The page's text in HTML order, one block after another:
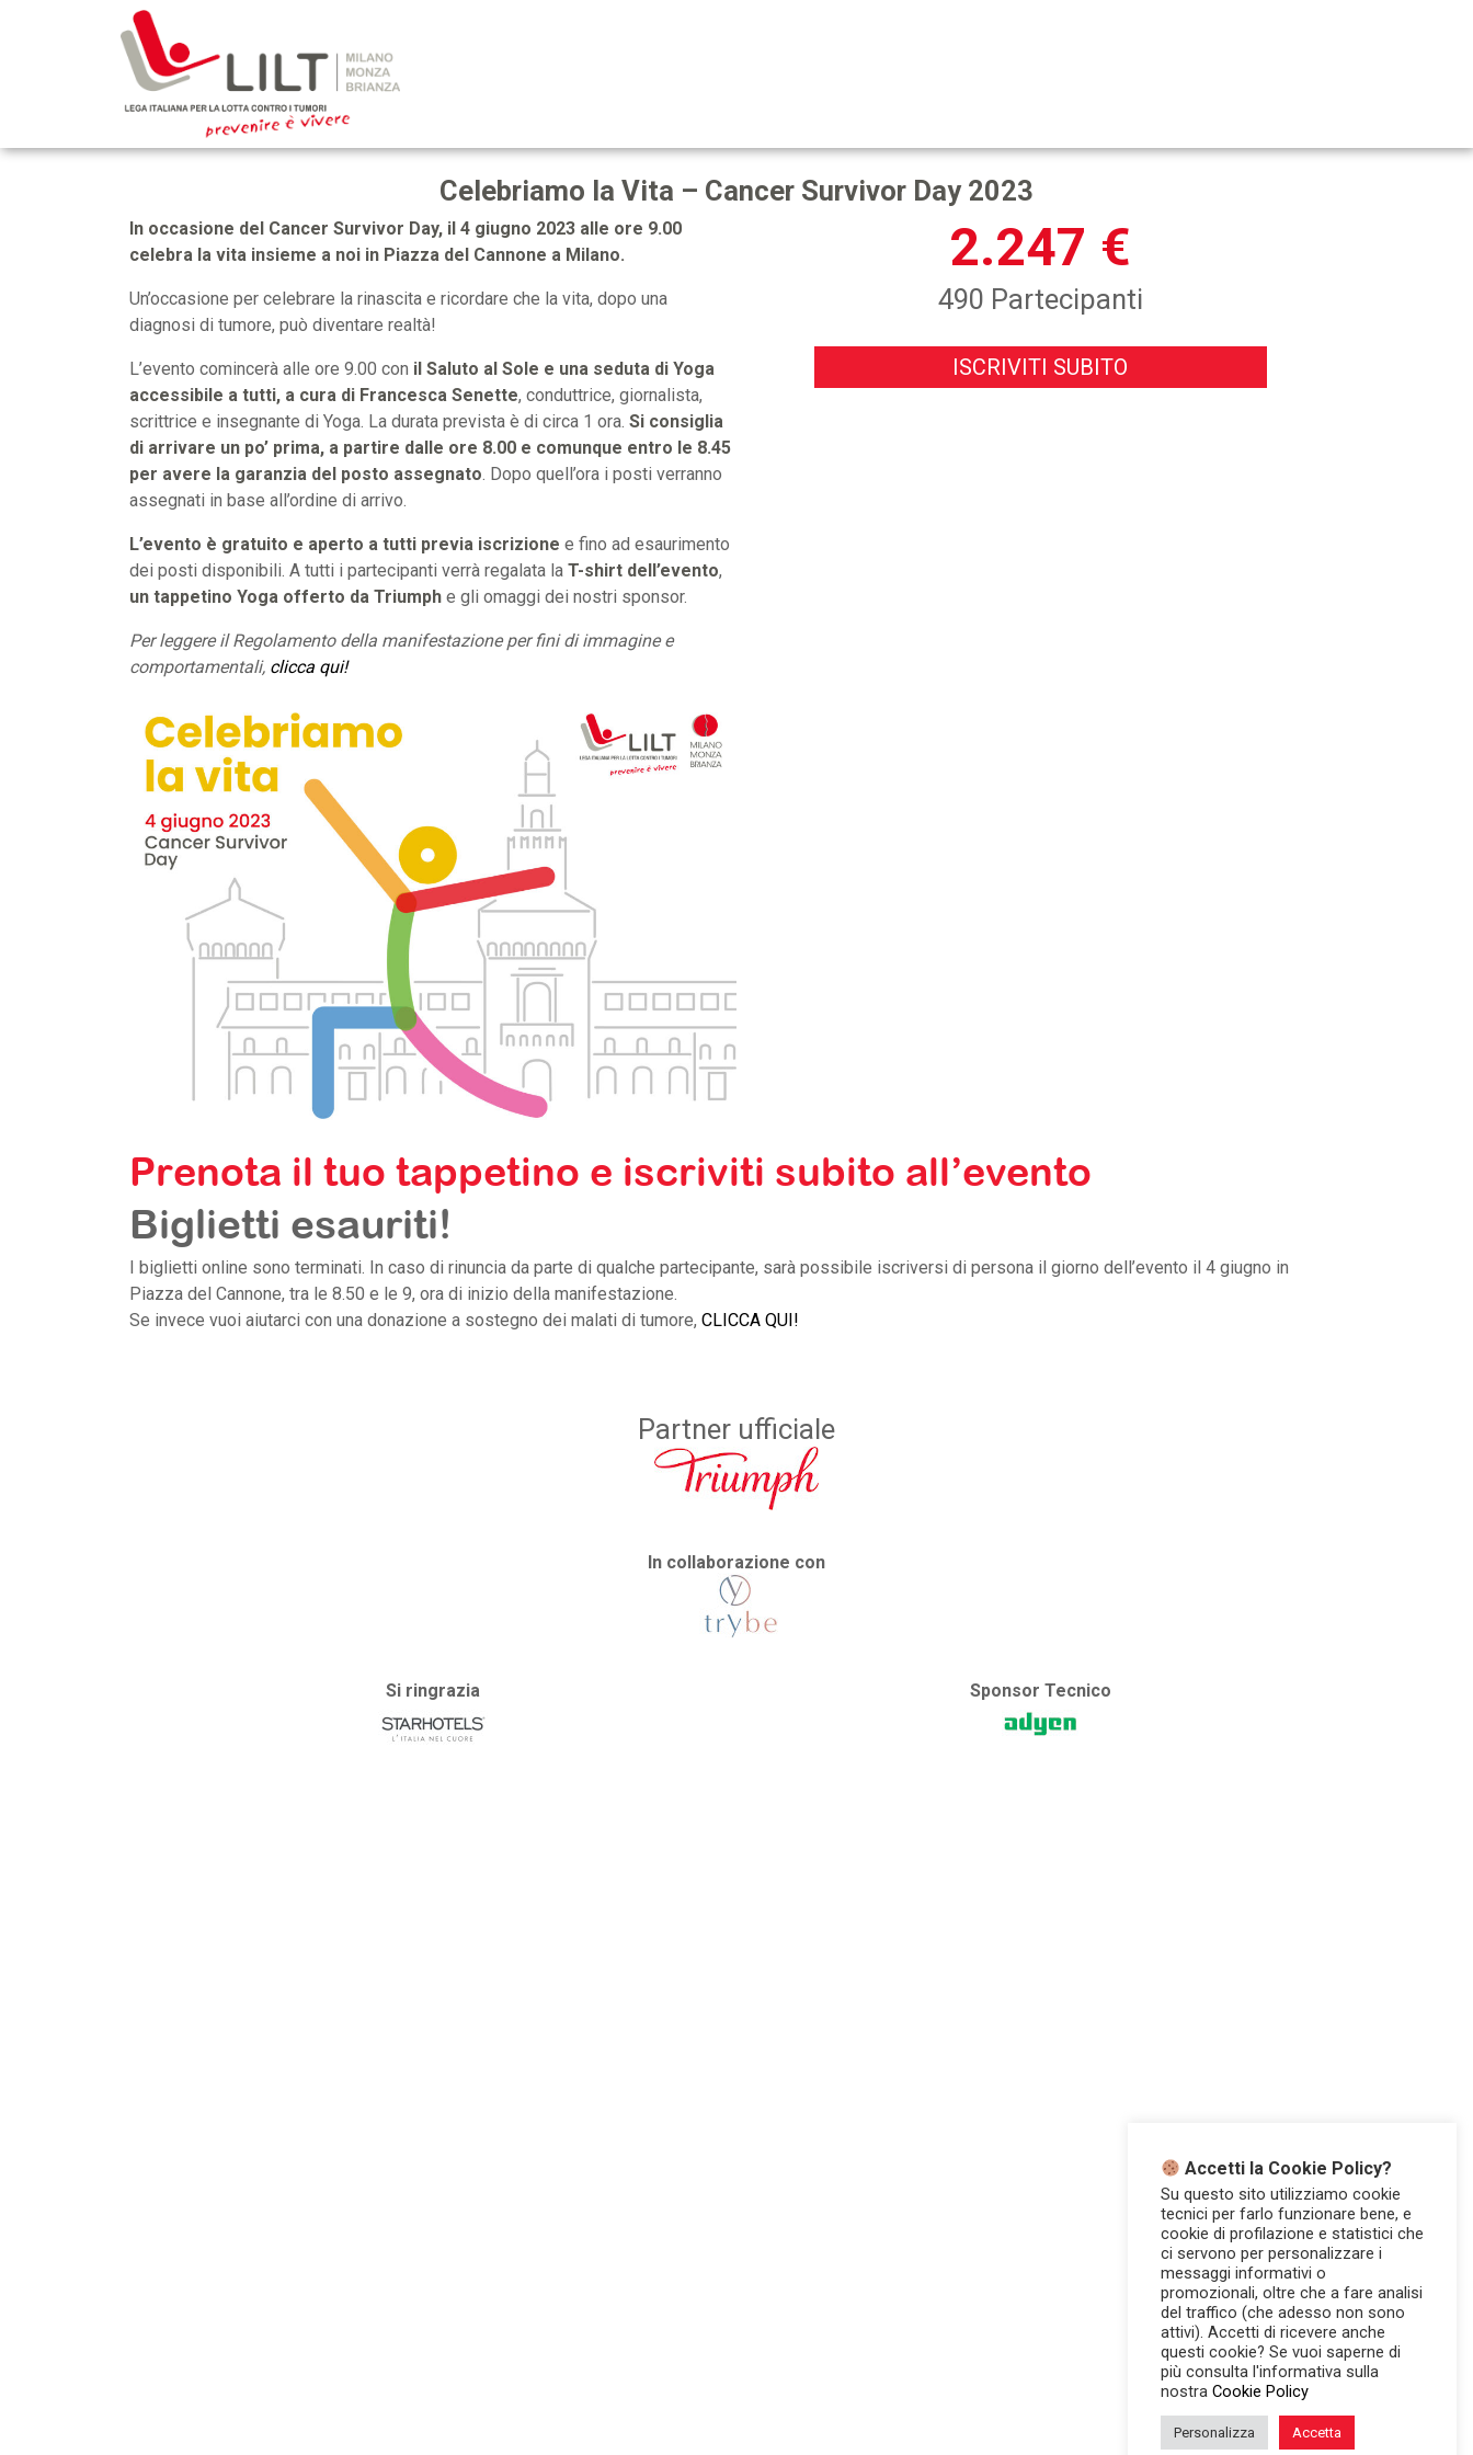
Celebriamo la Vita – Cancer Survivor Day 2023
In occasione del Cancer Survivor Day, il 4 giugno 2023 alle ore 9.00
celebra la vita insieme a noi in Piazza del Cannone a Milano.
Un’occasione per celebrare la rinascita e ricordare che la vita, dopo una
diagnosi di tumore, può diventare realtà!
L’evento comincerà alle ore 9.00 con il Saluto al Sole e una seduta di Yoga
accessibile a tutti, a cura di Francesca Senette, conduttrice, giornalista,
scrittrice e insegnante di Yoga​. La durata prevista è di circa 1 ora. Si consiglia
di arrivare un po’ prima, a partire dalle ore 8.00 e comunque entro le 8.45
per avere la garanzia del posto assegnato. Dopo quell’ora i posti verranno
assegnati in base all’ordine di arrivo.
L’evento è gratuito e aperto a tutti previa iscrizione e fino ad esaurimento
dei posti disponibili. A tutti i partecipanti verrà regalata la T-shirt dell’evento,
un tappetino Yoga offerto da Triumph e gli omaggi dei nostri sponsor.
Per leggere il Regolamento della manifestazione per fini di immagine e
comportamentali, clicca qui!
2.247 €
490 Partecipanti
ISCRIVITI SUBITO
Prenota il tuo tappetino e iscriviti subito all’evento
Biglietti esauriti!
I biglietti online sono terminati. In caso di rinuncia da parte di qualche partecipante, sarà possibile iscriversi di persona il giorno dell’evento il 4 giugno in
Piazza del Cannone, tra le 8.50 e le 9, ora di inizio della manifestazione.
Se invece vuoi aiutarci con una donazione a sostegno dei malati di tumore, CLICCA QUI!
Partner ufficiale
In collaborazione con
Si ringrazia Sponsor Tecnico
Accetti la Cookie Policy?
Su questo sito utilizziamo cookie
tecnici per farlo funzionare bene, e
cookie di profilazione e statistici che
ci servono per personalizzare i
messaggi informativi o
promozionali, oltre che a fare analisi
del traffico (che adesso non sono
attivi). Accetti di ricevere anche
questi cookie? Se vuoi saperne di
più consulta l'informativa sulla
nostra Cookie Policy
Personalizza Accetta